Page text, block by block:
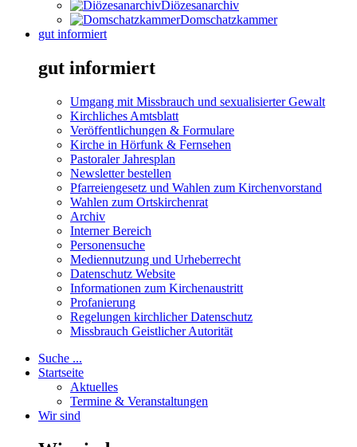
Diözesanarchiv
Domschatzkammer
gut informiert
gut informiert
Umgang mit Missbrauch und sexualisierter Gewalt
Kirchliches Amtsblatt
Veröffentlichungen & Formulare
Kirche in Hörfunk & Fernsehen
Pastoraler Jahresplan
Newsletter bestellen
Pfarreiengesetz und Wahlen zum Kirchenvorstand
Wahlen zum Ortskirchenrat
Archiv
Interner Bereich
Personensuche
Mediennutzung und Urheberrecht
Datenschutz Website
Informationen zum Kirchenaustritt
Profanierung
Regelungen kirchlicher Datenschutz
Missbrauch Geistlicher Autorität
Suche ...
Startseite
Aktuelles
Termine & Veranstaltungen
Wir sind